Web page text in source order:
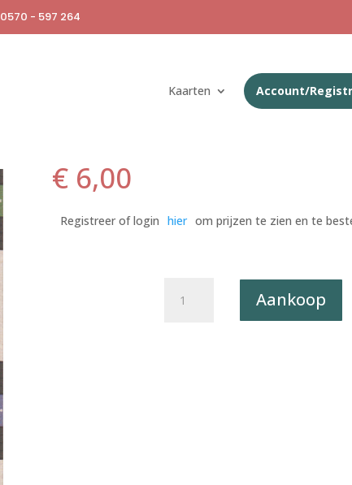
0570 - 597 264
Kaarten Account/
€6,00
Registreer of login hier om prijzen te zien en te
Bits
Aankoop